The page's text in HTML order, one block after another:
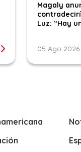
Magaly
Luz: “Hay
05 Ago 2026